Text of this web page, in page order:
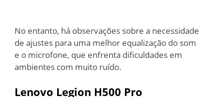
No entanto, há observações sobre a necessidade
de ajustes para uma melhor equalização do som
e o microfone, que enfrenta dificuldades em
ambientes com muito ruído.
Lenovo Legion H500 Pro